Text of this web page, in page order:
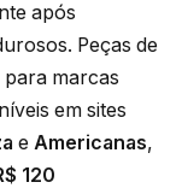
após
Peças de
marcas
em sites
e Americanas,
120